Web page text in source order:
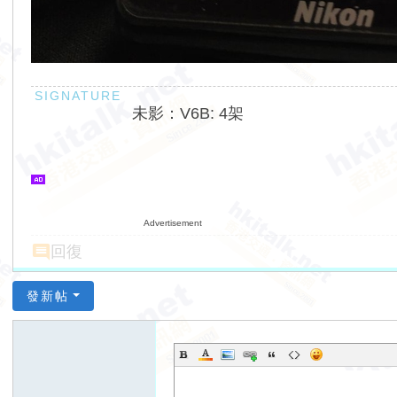
未影：V6B: 4架
Advertisement
回復
發新帖